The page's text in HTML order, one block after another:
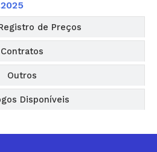
de Preços
Contratos
Outros
Disponíveis